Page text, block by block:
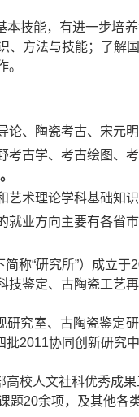
技能，有进一步培
、方法与技能；了解
。
论、陶瓷考古、宋元
考古学、考古绘图、
艺术理论学科基础知
就业方向主要有各省
简称“研究所”）成立
技鉴定、古陶瓷工艺
研究室、古陶瓷鉴定
2011协同创新研究
高校人文社科优秀成
题20余项，及其他